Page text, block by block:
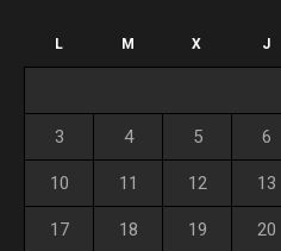
L M X J
3 4 5 6
10 11 12 13
17 18 19 20